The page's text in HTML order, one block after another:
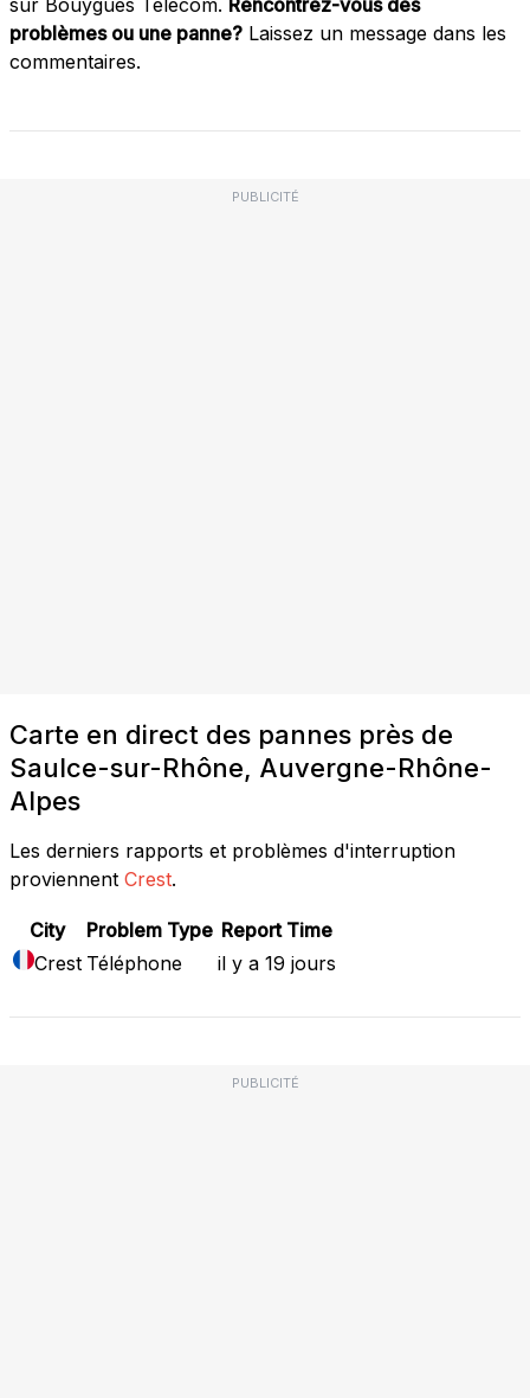
problèmes ou une panne? Laissez un message dans les
commentaires.
PUBLICITÉ
Carte en direct des pannes près de
Saulce-sur-Rhône, Auvergne-Rhône-
Alpes
Les derniers rapports et problèmes d'interruption
proviennent Crest.
City Problem Type Report Time
Crest Téléphone il y a 19 jours
PUBLICITÉ